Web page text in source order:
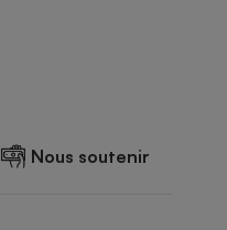
Nous soutenir